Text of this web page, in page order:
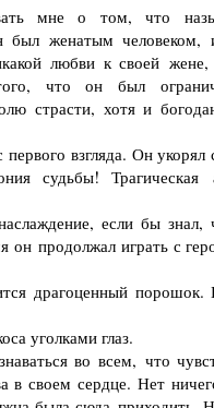
мне о том, что
женатым человеком,
любви к своей жене,
что он был
страсти, хотя и
взгляда. Он укорял
судьбы! Трагическая
если бы знал,
он продолжал играть с
драгоценный
уголками глаз.
во всем, что
в своем сердце. Нет